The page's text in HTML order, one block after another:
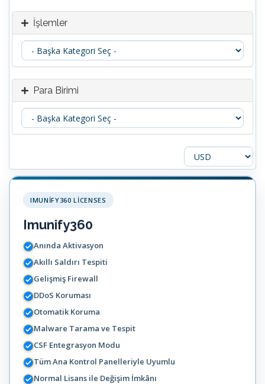
İşlemler
Para Birimi
IMUNIFY360 LICENSES
Imunify360
Anında Aktivasyon
Akıllı Saldırı Tespiti
Gelişmiş Firewall
DDoS Koruması
Otomatik Koruma
Malware Tarama ve Tespit
CSF Entegrasyon Modu
Tüm Ana Kontrol Panelleriyle Uyumlu
Normal Lisans ile Değişim İmkânı